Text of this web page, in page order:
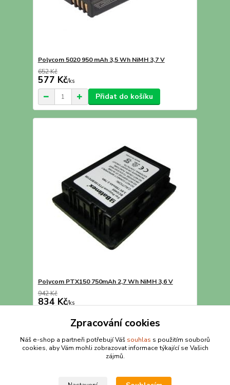
Polycom 5020 950 mAh 3,5 Wh NiMH 3,7 V
652 Kč
577 Kč/ks
Přidat do košíku
Polycom PTX150 750mAh 2,7 Wh NiMH 3,6 V
942 Kč
834 Kč/ks
Přidat do košíku
strana z 1
Zpracování cookies
Náš e-shop a partneři potřebují Váš souhlas s použitím souborů
cookies, aby Vám mohli zobrazovat informace týkající se Vašich
zájmů.